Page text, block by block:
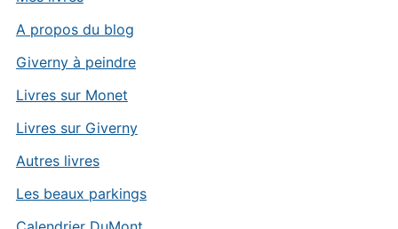
A propos du blog
Giverny à peindre
Livres sur Monet
Livres sur Giverny
Autres livres
Les beaux parkings